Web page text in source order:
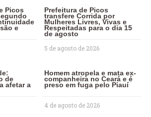
Picos
e
Prefeitura de Picos
transfere Corrida por
Mulheres Livres, Vivas e
Respeitadas para o dia 15
de agosto
5 de agosto de 2026
de
afetar a
Homem atropela e mata ex-
companheira no Ceará e é
preso em fuga pelo Piauí
4 de agosto de 2026